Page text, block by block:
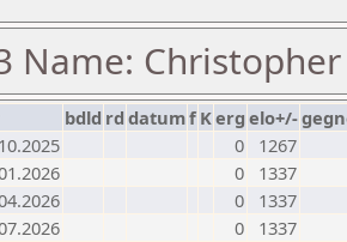
Name:
bdld rd datumf Kerg elo+/-
0
1267
0
1337
0
1337
0
1337